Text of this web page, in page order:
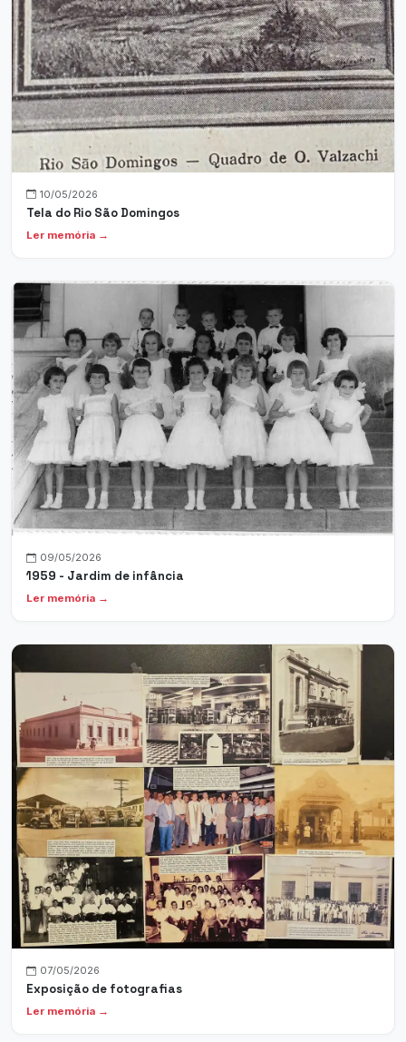
10/05/2026
Tela do Rio São Domingos
Ler memória →
09/05/2026
1959 - Jardim de infância
Ler memória →
07/05/2026
Exposição de fotografias
Ler memória →